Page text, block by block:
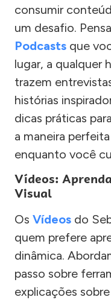
consumir
um desafio.
Podcasts que
lugar, a qualquer
trazem
histórias
dicas práticas
a maneira
enquanto você
Vídeos:
Visual
Os Vídeos do
quem prefere
dinâmica.
passo sobre
explicações